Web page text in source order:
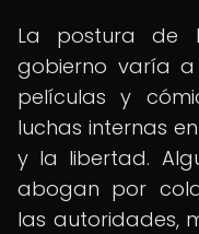
La postura de
gobierno varía
películas y
luchas internas
y la libertad.
abogan por
las autoridades,